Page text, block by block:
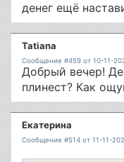
денег ещё
Tatiana
Сообщение #459 от 10-11-
Добрый вечер!
плинест? Как
Екатерина
Сообщение #514 от 11-11-